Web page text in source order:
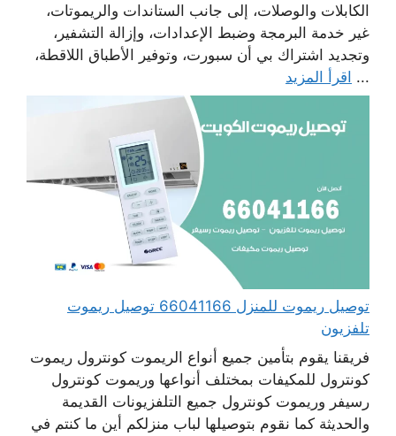
الكابلات والوصلات، إلى جانب الستاندات والريموتات،
غير خدمة البرمجة وضبط الإعدادات، وإزالة التشفير،
وتجديد اشتراك بي أن سبورت، وتوفير الأطباق اللاقطة،
... اقرأ المزيد
توصيل ريموت للمنزل 66041166 توصيل ريموت
تلفزيون
فريقنا يقوم بتأمين جميع أنواع الريموت كونترول ريموت
كونترول للمكيفات بمختلف أنواعها وريموت كونترول
رسيفر وريموت كونترول جميع التلفزيونات القديمة
والحديثة كما نقوم بتوصيلها لباب منزلكم أين ما كنتم في